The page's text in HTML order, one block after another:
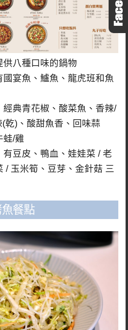
供八種口味的鍋物
宴魚、鱸魚、龍虎班和魚
典青花椒、酸菜魚、香辣/
乾)、酸甜魚香、回味蒜
蛙/雞
豆皮、鴨血、娃娃菜 / 老
/ 玉米筍、豆芽、金針菇 三
餐點